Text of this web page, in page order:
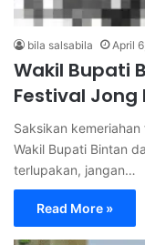
bila salsabila April
Wakil Bupati
Festival Jong
Saksikan
Wakil Bupati Bintan
terlupakan, jangan…
Read More »